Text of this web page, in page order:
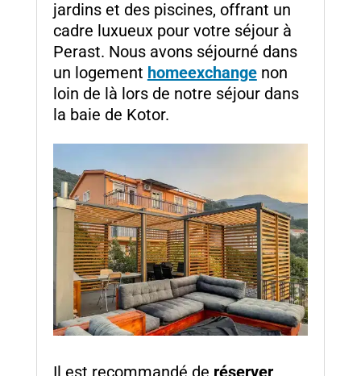
jardins et des piscines, offrant un
cadre luxueux pour votre séjour à
Perast. Nous avons séjourné dans
un logement homeexchangenon
loin de là lors de notre séjour dans
la baie de Kotor.
Il est recommandé de réserver